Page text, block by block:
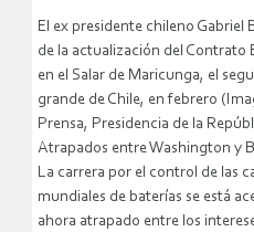
El ex presidente chileno Gabriel
de la actualización del Contrato
en el Salar de Maricunga, el
grande de Chile, en febrero
Prensa, Presidencia de la
Atrapados entre Washington y
La carrera por el control de las
mundiales de baterías se está
ahora atrapado entre los